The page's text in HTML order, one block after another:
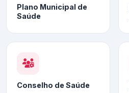
Plano Municipal de
Saúde
Conselho de Saúde